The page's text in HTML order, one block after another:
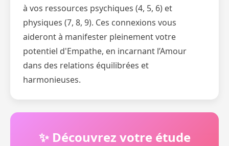
à vos ressources psychiques (4, 5, 6) et
physiques (7, 8, 9). Ces connexions vous
aideront à manifester pleinement votre
potentiel d'Empathe, en incarnant l’Amour
dans des relations équilibrées et
harmonieuses.
✨ Découvrez votre étude